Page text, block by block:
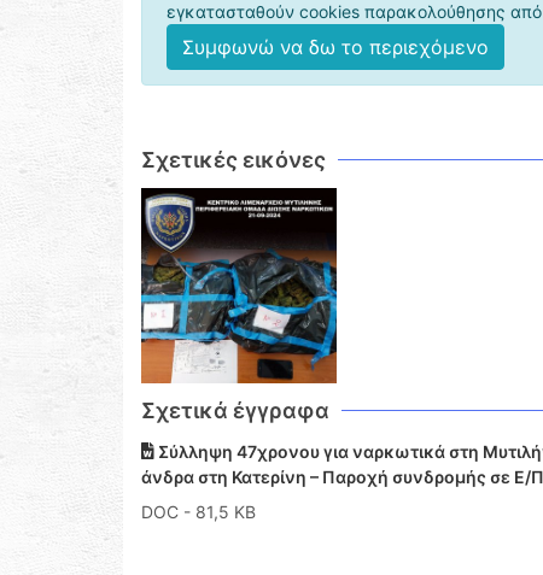
εγκατασταθούν cookies παρακολούθησης
Συμφωνώ να δω το περιεχόμενο
Σχετικές εικόνες
Σχετικά έγγραφα
Σύλληψη 47χρονου για ναρκωτικά στη
άνδρα στη Κατερίνη – Παροχή συνδρομής σε
DOC - 81,5 KB